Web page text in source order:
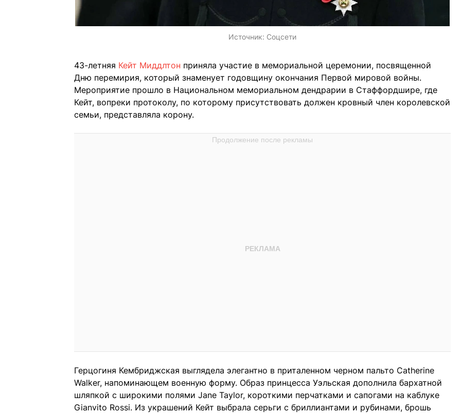
Источник: Соцсети
43-летняя Кейт Миддлтон приняла участие в мемориальной церемонии, посвященной
Дню перемирия, который знаменует годовщину окончания Первой мировой войны.
Мероприятие прошло в Национальном мемориальном дендрарии в Стаффордшире, где
Кейт, вопреки протоколу, по которому присутствовать должен кровный член королевской
семьи, представляла корону.
Герцогиня Кембриджская выглядела элегантно в приталенном черном пальто Catherine
Walker, напоминающем военную форму. Образ принцесса Уэльская дополнила бархатной
шляпкой с широкими полями Jane Taylor, короткими перчатками и сапогами на каблуке
Gianvito Rossi. Из украшений Кейт выбрала серьги с бриллиантами и рубинами, брошь